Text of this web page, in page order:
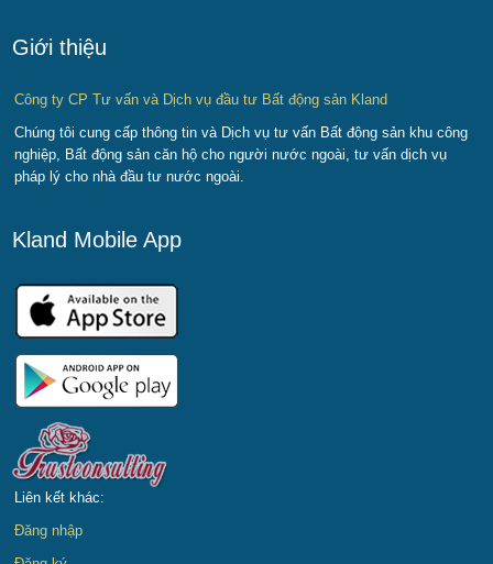
Giới thiệu
Công ty CP Tư vấn và Dịch vụ đầu tư Bất động sản Kland
Chúng tôi cung cấp thông tin và Dịch vụ tư vấn Bất động sản khu công
nghiệp, Bất động sản căn hộ cho người nước ngoài, tư vấn dịch vụ
pháp lý cho nhà đầu tư nước ngoài.
Kland Mobile App
Liên kết khác:
Đăng nhập